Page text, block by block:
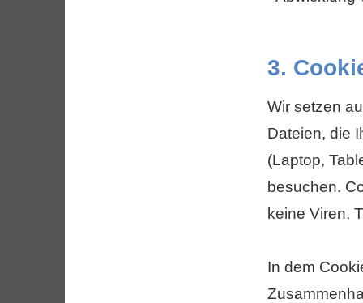
3.
Wir setzen
Dateien, die
(Laptop,
besuchen.
keine Viren,
In dem